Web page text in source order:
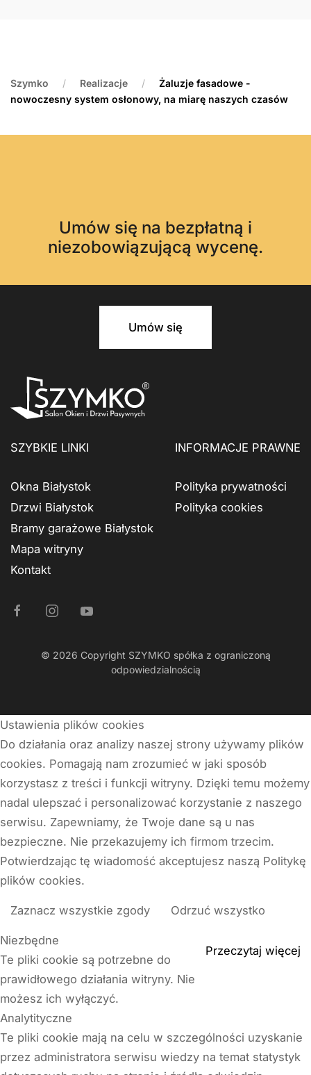
Szymko Realizacje
Żaluzje fasadowe -
nowoczesny system osłonowy, na miarę naszych czasów
Umów się na bezpłatną i
niezobowiązującą wycenę.
Umów się
SZYBKIE LINKI
Okna Białystok
Drzwi Białystok
Bramy garażowe Białystok
Mapa witryny
Kontakt
INFORMACJE PRAWNE
Polityka prywatności
Polityka cookies
© 2026 Copyright SZYMKO spółka z ograniczoną
odpowiedzialnością
Ustawienia plików cookies
Do działania oraz analizy naszej strony używamy plików
cookies. Pomagają nam zrozumieć w jaki sposób
korzystasz z treści i funkcji witryny. Dzięki temu możemy
nadal ulepszać i personalizować korzystanie z naszego
serwisu. Zapewniamy, że Twoje dane są u nas
bezpieczne. Nie przekazujemy ich firmom trzecim.
Potwierdzając tę wiadomość akceptujesz naszą Politykę
plików cookies.
Zaznacz wszystkie zgody Odrzuć wszystko
Przeczytaj więcej
Niezbędne
Te pliki cookie są potrzebne do
prawidłowego działania witryny. Nie
możesz ich wyłączyć.
Analytityczne
Te pliki cookie mają na celu w szczególności uzyskanie
przez administratora serwisu wiedzy na temat statystyk